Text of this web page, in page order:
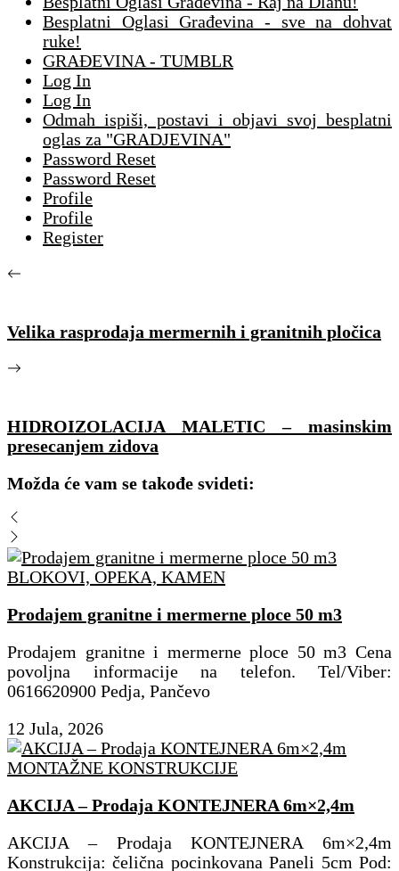
Besplatni Oglasi Građevina - sve na dohvat
ruke!
GRAĐEVINA - TUMBLR
Log In
Log In
Odmah ispiši, postavi i objavi svoj besplatni
oglas za "GRADJEVINA"
Password Reset
Password Reset
Profile
Profile
Register
Velika rasprodaja mermernih i granitnih pločica
HIDROIZOLACIJA MALETIC – masinskim
presecanjem zidova
Možda će vam se takođe svideti:
BLOKOVI, OPEKA, KAMEN
Prodajem granitne i mermerne ploce 50 m3
Prodajem granitne i mermerne ploce 50 m3 Cena
povoljna informacije na telefon. Tel/Viber:
0616620900 Pedja, Pančevo
12 Jula, 2026
MONTAŽNE KONSTRUKCIJE
AKCIJA – Prodaja KONTEJNERA 6m×2,4m
AKCIJA – Prodaja KONTEJNERA 6m×2,4m
Konstrukcija: čelična pocinkovana Paneli 5cm Pod: